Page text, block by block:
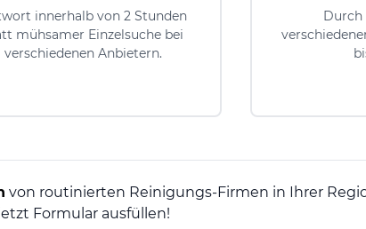
innerhalb von 2 Stunden
mühsamer Einzelsuche bei
verschiedenen Anbietern.
Durch
von routinierten Reinigungs-Firmen in Ihrer
Formular ausfüllen!